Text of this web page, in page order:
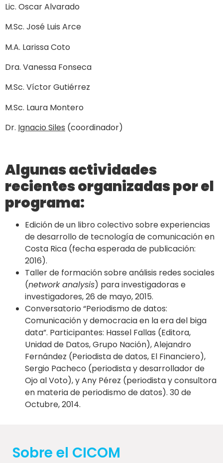
Lic. Oscar Alvarado
M.Sc. José Luis Arce
M.A. Larissa Coto
Dra. Vanessa Fonseca
M.Sc. Víctor Gutiérrez
M.Sc. Laura Montero
Dr. Ignacio Siles (coordinador)
Algunas actividades
recientes organizadas por el
programa:
Edición de un libro colectivo sobre experiencias
de desarrollo de tecnología de comunicación en
Costa Rica (fecha esperada de publicación:
2016).
Taller de formación sobre análisis redes sociales
(network analysis) para investigadoras e
investigadores, 26 de mayo, 2015.
Conversatorio “Periodismo de datos:
Comunicación y democracia en la era del biga
data”. Participantes: Hassel Fallas (Editora,
Unidad de Datos, Grupo Nación), Alejandro
Fernández (Periodista de datos, El Financiero),
Sergio Pacheco (periodista y desarrollador de
Ojo al Voto), y Any Pérez (periodista y consultora
en materia de periodismo de datos). 30 de
Octubre, 2014.
Sobre el CICOM